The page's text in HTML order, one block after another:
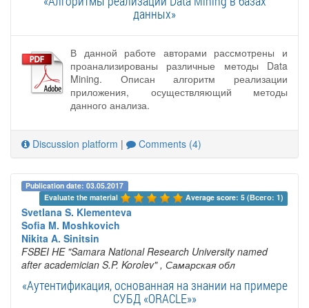
данных»
В данной работе авторами рассмотрены и
проанализированы различные методы Data
Mining. Описан алгоритм реализации
приложения, осуществляющий методы
данного анализа.
Discussion platform | Comments (4)
Publication date: 03.05.2017
Evaluate the material
Average score: 5 (Всего: 1)
Svetlana S. Klementeva
Sofia M. Moshkovich
Nikita A. Sinitsin
FSBEI HE "Samara National Research University named
after academician S.P. Korolev" , Самарская обл
«Аутентификация, основанная на знании на примере
СУБД «ORACLE»»